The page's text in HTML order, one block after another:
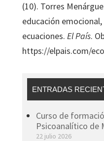
(10). Torres
educación
ecuaciones. El País.
https://elpais.com/
ENTRADAS
Curso de
Psicoanalítico de
22 julio 2026